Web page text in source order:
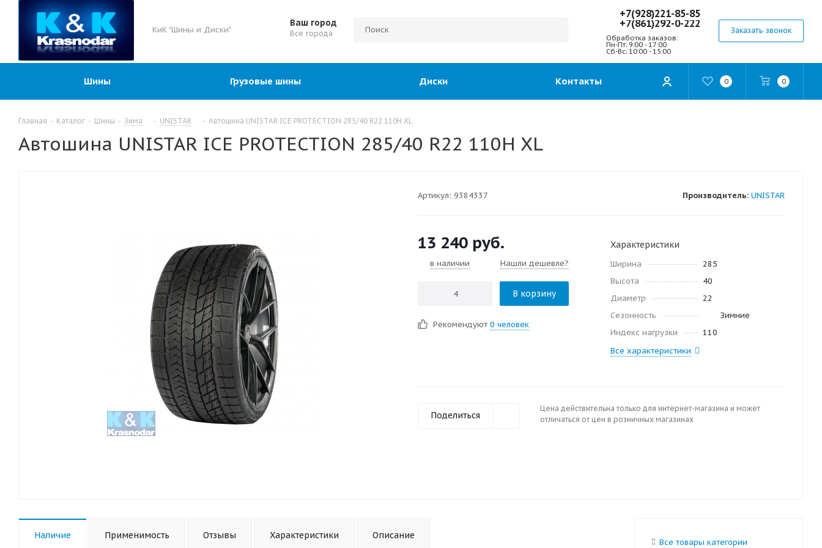
КиК "Шины и Диски"
Ваш город
Все города
+7(928)221-85-85
+7(861)292-0-222
Обработка заказов:
Пн-Пт; 9:00 - 17:00
Сб-Вс; 10:00 - 15:00
Заказать звонок
0 0
Шины Грузовые шины Диски Контакты
Главная - Каталог - Шины - Зима - UNISTAR - Автошина UNISTAR ICE PROTECTION 285/40 R22 110H XL
Автошина UNISTAR ICE PROTECTION 285/40 R22 110H XL
Артикул: 9384337 Производитель: UNISTAR
13 240 руб.
в наличии Нашли дешевле?
В корзину
Рекомендуют 0 человек
Характеристики
Ширина
285
Высота
40
Диаметр
22
Сезонность
Зимние
Индекс нагрузки
110
Все характеристики
Поделиться
Цена действительна только для интернет-магазина и может
отличаться от цен в розничных магазинах
Наличие Применимость Отзывы Характеристики Описание
Все товары категории